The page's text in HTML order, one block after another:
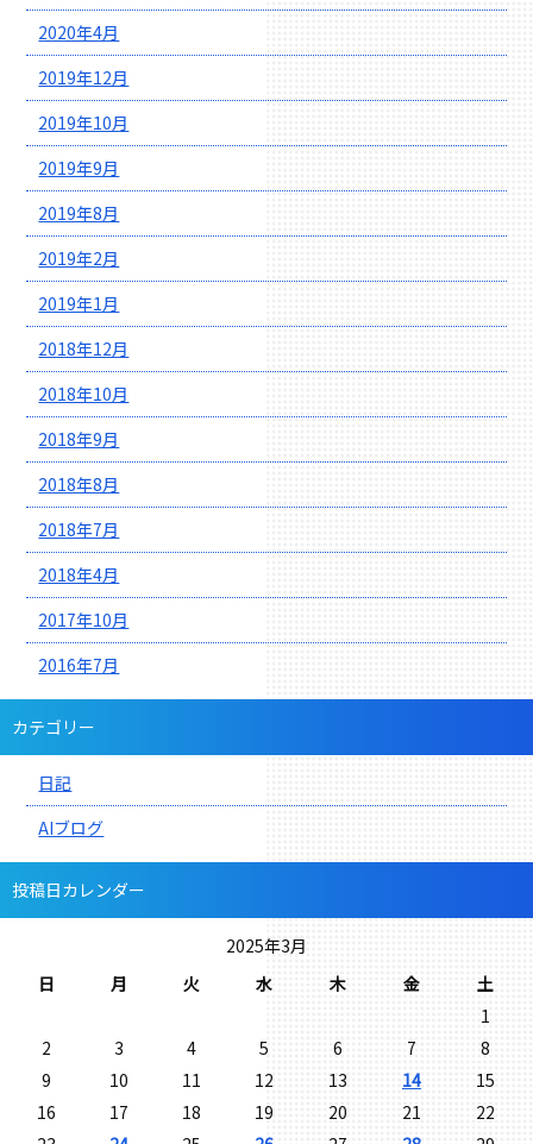
2020年4月
2019年12月
2019年10月
2019年9月
2019年8月
2019年2月
2019年1月
2018年12月
2018年10月
2018年9月
2018年8月
2018年7月
2018年4月
2017年10月
2016年7月
カテゴリー
日記
AIブログ
投稿日カレンダー
2025年3月
日
月 火 水 木 金
土
1
2
3 4 5 6 7
8
9
10 11 12 13 14
15
16
17 18 19 20 21
22